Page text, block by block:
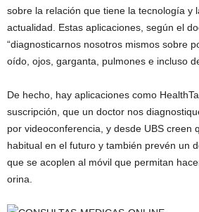
sobre la relación que tiene la tecnología y
actualidad. Estas aplicaciones, según el
“diagnosticarnos nosotros mismos sobre
oído, ojos, garganta, pulmones e incluso
De hecho, hay aplicaciones como
suscripción, que un doctor nos
por videoconferencia, y desde UBS creen
habitual en el futuro y también prevén un
que se acoplen al móvil que permitan
orina.